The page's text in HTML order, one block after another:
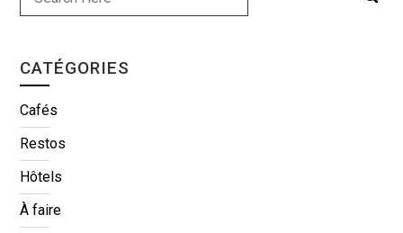
CATÉGORIES
Cafés
Restos
Hôtels
À faire